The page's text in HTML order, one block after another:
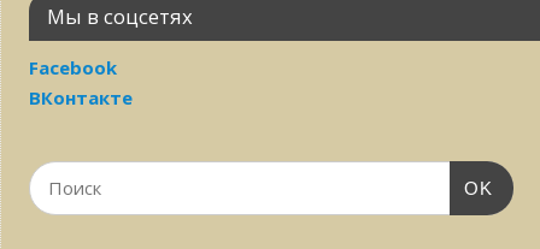
Мы в соцсетях
Facebook
ВКонтакте
OK